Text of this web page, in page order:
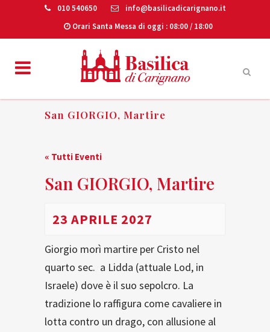
010 540650
info@basilicadicarignano.it
Orari Santa Messa di oggi : 08:00 / 18:00
San GIORGIO, Martire
« Tutti Eventi
San GIORGIO, Martire
23 APRILE 2027
Giorgio morì martire per Cristo nel
quarto sec. a Lidda (attuale Lod, in
Israele) dove è il suo sepolcro. La
tradizione lo raffigura come cavaliere in
lotta contro un drago, con allusione al